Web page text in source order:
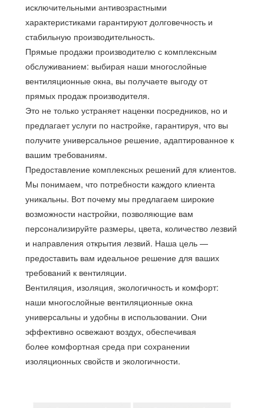
исключительными антивозрастными
характеристиками гарантируют долговечность и
стабильную производительность.
Прямые продажи производителю с комплексным
обслуживанием: выбирая наши многослойные
вентиляционные окна, вы получаете выгоду от
прямых продаж производителя.
Это не только устраняет наценки посредников, но и
предлагает услуги по настройке, гарантируя, что вы
получите универсальное решение, адаптированное к
вашим требованиям.
Предоставление комплексных решений для клиентов.
Мы понимаем, что потребности каждого клиента
уникальны. Вот почему мы предлагаем широкие
возможности настройки, позволяющие вам
персонализируйте размеры, цвета, количество лезвий
и направления открытия лезвий. Наша цель —
предоставить вам идеальное решение для ваших
требований к вентиляции.
Вентиляция, изоляция, экологичность и комфорт:
наши многослойные вентиляционные окна
универсальны и удобны в использовании. Они
эффективно освежают воздух, обеспечивая
более комфортная среда при сохранении
изоляционных свойств и экологичности.